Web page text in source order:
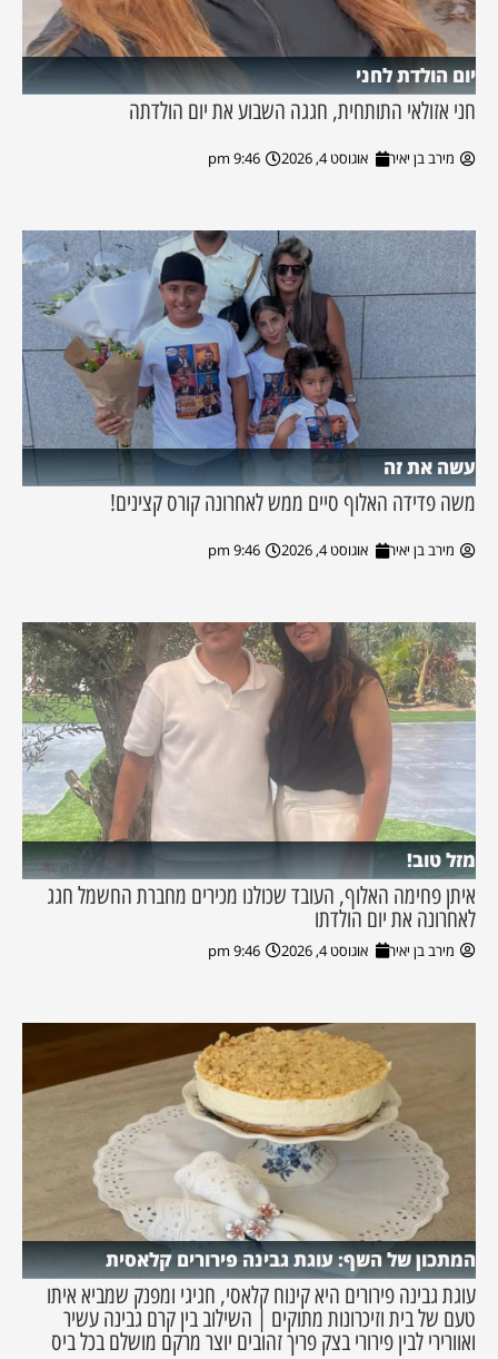
יום הולדת לחני
חני אזולאי התותחית, חגגה השבוע את יום הולדתה
מירב בן יאיר אוגוסט 4, 2026 9:46 pm
עשה את זה
משה פדידה האלוף סיים ממש לאחרונה קורס קצינים!
מירב בן יאיר אוגוסט 4, 2026 9:46 pm
מזל טוב!
איתן פחימה האלוף, העובד שכולנו מכירים מחברת החשמל חגג
לאחרונה את יום הולדתו
מירב בן יאיר אוגוסט 4, 2026 9:46 pm
המתכון של השף: עוגת גבינה פירורים קלאסית
עוגת גבינה פירורים היא קינוח קלאסי, חגיגי ומפנק שמביא איתו
טעם של בית וזיכרונות מתוקים | השילוב בין קרם גבינה עשיר
ואוורירי לבין פירורי בצק פריך זהובים יוצר מרקם מושלם בכל ביס